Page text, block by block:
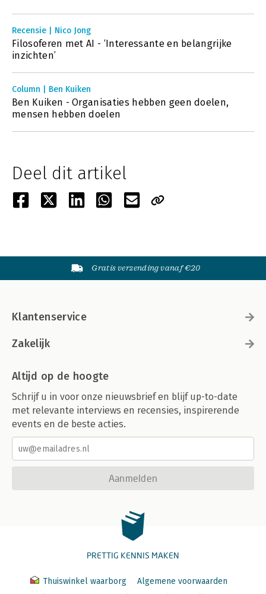
Recensie | Nico Jong
Filosoferen met AI - ‘Interessante en belangrijke
inzichten’
Column | Ben Kuiken
Ben Kuiken - Organisaties hebben geen doelen,
mensen hebben doelen
Deel dit artikel
Gratis verzending vanaf €20
Klantenservice
Zakelijk
Altijd op de hoogte
Schrijf u in voor onze nieuwsbrief en blijf up-to-date
met relevante interviews en recensies, inspirerende
events en de beste acties.
Aanmelden
PRETTIG KENNIS MAKEN
Thuiswinkel waarborg
Algemene voorwaarden